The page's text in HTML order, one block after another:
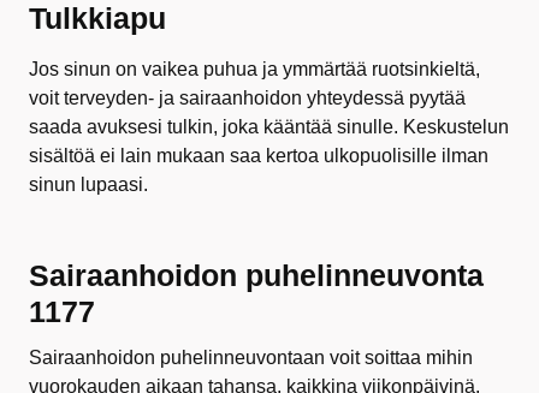
Tulkkiapu
Jos sinun on vaikea puhua ja ymmärtää ruotsinkieltä,
voit terveyden- ja sairaanhoidon yhteydessä pyytää
saada avuksesi tulkin, joka kääntää sinulle. Keskustelun
sisältöä ei lain mukaan saa kertoa ulkopuolisille ilman
sinun lupaasi.
Sairaanhoidon puhelinneuvonta
1177
Sairaanhoidon puhelinneuvontaan voit soittaa mihin
vuorokauden aikaan tahansa, kaikkina viikonpäivinä.